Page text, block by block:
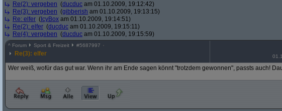
Re(2): vergeben (ducduc am 01.10.2009, 19:12:42)
Re(3): vergeben (gibberish am 01.10.2009, 19:13:15)
Re: elfer ( IcyBox am 01.10.2009, 19:14:51)
Re(2): elfer (ducduc am 01.10.2009, 19:15:11)
Re(4): vergeben (ducduc am 01.10.2009, 19:15:59)
^ Forum Sport & Freizeit #5687997
Re(3): elfer
Wer weiß, wofür das gut war. Wenn ihr am Ende sagen könnt "trotzdem gewonnen", passts auch!